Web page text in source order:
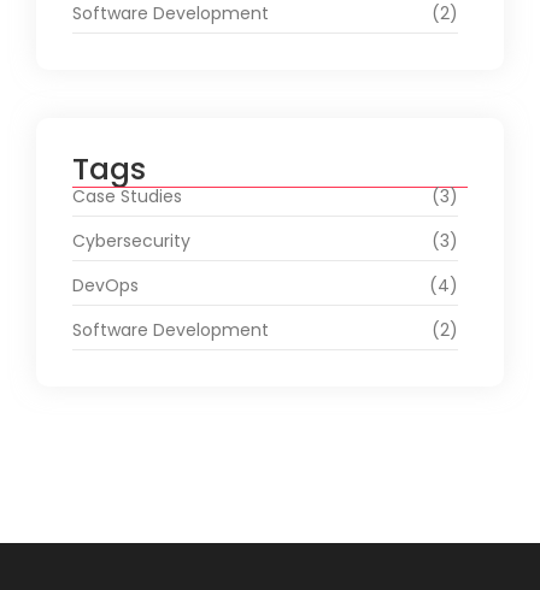
Software Development
(2)
Tags
Case Studies
(3)
Cybersecurity
(3)
DevOps
(4)
Software Development
(2)